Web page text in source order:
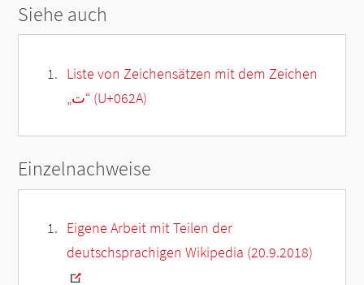
Siehe auch
Liste von Zeichensätzen mit dem Zeichen
„ت“ (U+062A)
Einzelnachweise
Eigene Arbeit mit Teilen der
deutschsprachigen Wikipedia (20.9.2018)